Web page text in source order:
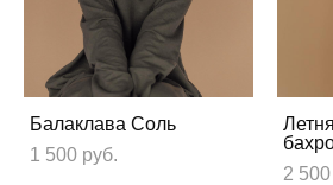
Балаклава Соль
1 500 pуб.
2